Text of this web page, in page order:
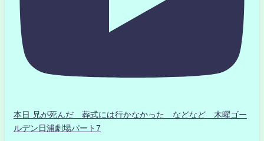
本日 兄が死んだ 葬式には行かなかった などなど 木曜ゴー
ルデン日浦劇場パート7